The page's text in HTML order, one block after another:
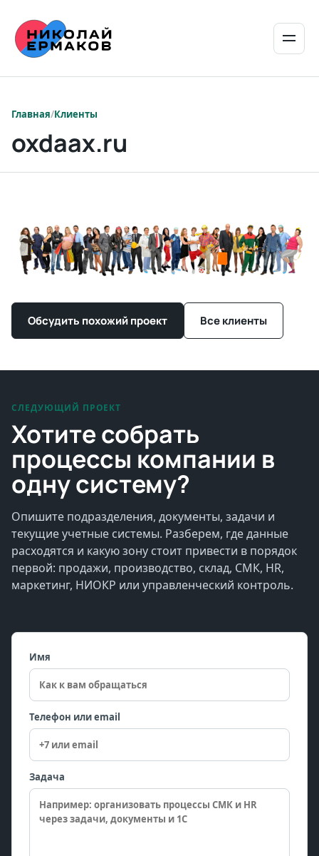
/Клиенты
oxdaax.ru
Обсудить похожий проект Все клиенты
СЛЕДУЮЩИЙ ПРОЕКТ
Хотите собрать
процессы компании в
одну систему?
Опишите подразделения, документы, задачи и
текущие учетные системы. Разберем, где данные
расходятся и какую зону стоит привести в порядок
первой: продажи, производство, склад, СМК, HR,
маркетинг, НИОКР или управленческий контроль.
Имя
Телефон или email
Задача